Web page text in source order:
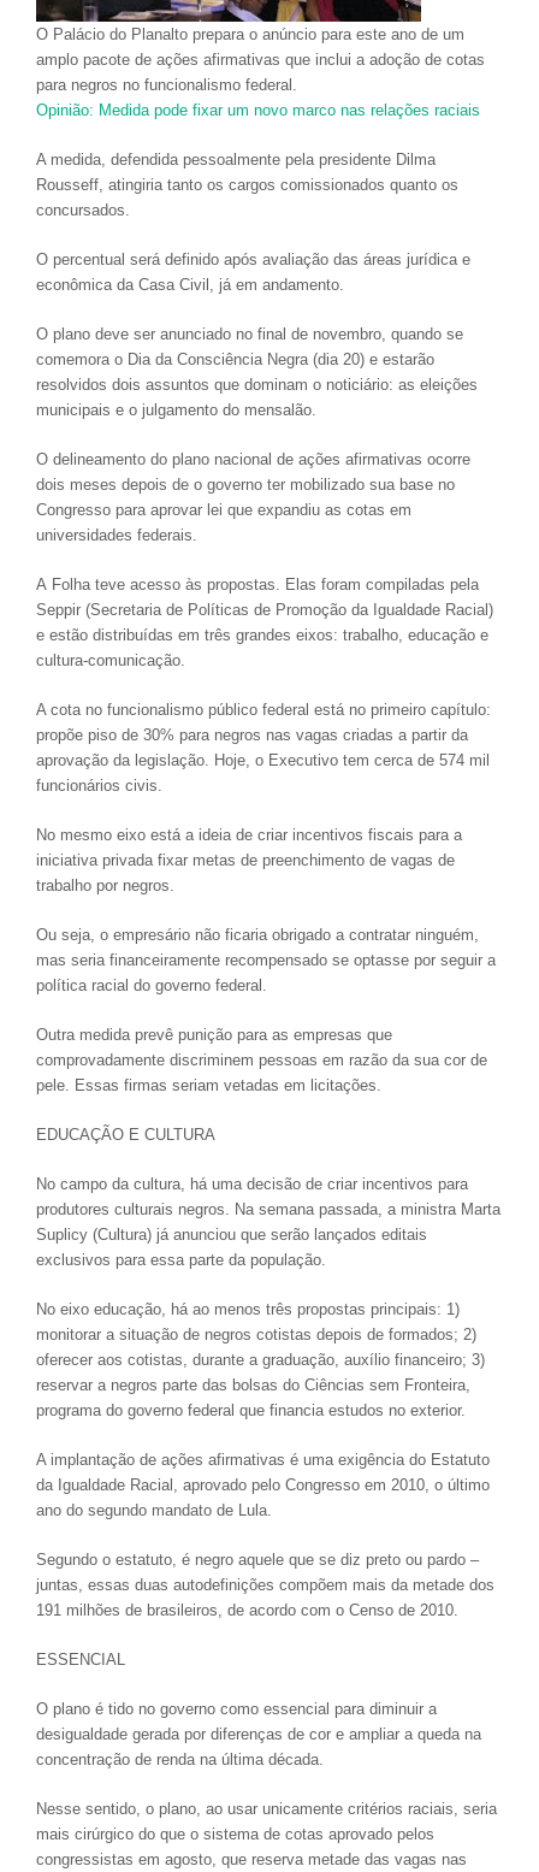
O Palácio do Planalto prepara o anúncio para este ano de um
amplo pacote de ações afirmativas que inclui a adoção de cotas
para negros no funcionalismo federal.
Opinião: Medida pode fixar um novo marco nas relações raciais
A medida, defendida pessoalmente pela presidente Dilma
Rousseff, atingiria tanto os cargos comissionados quanto os
concursados.
O percentual será definido após avaliação das áreas jurídica e
econômica da Casa Civil, já em andamento.
O plano deve ser anunciado no final de novembro, quando se
comemora o Dia da Consciência Negra (dia 20) e estarão
resolvidos dois assuntos que dominam o noticiário: as eleições
municipais e o julgamento do mensalão.
O delineamento do plano nacional de ações afirmativas ocorre
dois meses depois de o governo ter mobilizado sua base no
Congresso para aprovar lei que expandiu as cotas em
universidades federais.
A Folha teve acesso às propostas. Elas foram compiladas pela
Seppir (Secretaria de Políticas de Promoção da Igualdade Racial)
e estão distribuídas em três grandes eixos: trabalho, educação e
cultura-comunicação.
A cota no funcionalismo público federal está no primeiro capítulo:
propõe piso de 30% para negros nas vagas criadas a partir da
aprovação da legislação. Hoje, o Executivo tem cerca de 574 mil
funcionários civis.
No mesmo eixo está a ideia de criar incentivos fiscais para a
iniciativa privada fixar metas de preenchimento de vagas de
trabalho por negros.
Ou seja, o empresário não ficaria obrigado a contratar ninguém,
mas seria financeiramente recompensado se optasse por seguir a
política racial do governo federal.
Outra medida prevê punição para as empresas que
comprovadamente discriminem pessoas em razão da sua cor de
pele. Essas firmas seriam vetadas em licitações.
EDUCAÇÃO E CULTURA
No campo da cultura, há uma decisão de criar incentivos para
produtores culturais negros. Na semana passada, a ministra Marta
Suplicy (Cultura) já anunciou que serão lançados editais
exclusivos para essa parte da população.
No eixo educação, há ao menos três propostas principais: 1)
monitorar a situação de negros cotistas depois de formados; 2)
oferecer aos cotistas, durante a graduação, auxílio financeiro; 3)
reservar a negros parte das bolsas do Ciências sem Fronteira,
programa do governo federal que financia estudos no exterior.
A implantação de ações afirmativas é uma exigência do Estatuto
da Igualdade Racial, aprovado pelo Congresso em 2010, o último
ano do segundo mandato de Lula.
Segundo o estatuto, é negro aquele que se diz preto ou pardo –
juntas, essas duas autodefinições compõem mais da metade dos
191 milhões de brasileiros, de acordo com o Censo de 2010.
ESSENCIAL
O plano é tido no governo como essencial para diminuir a
desigualdade gerada por diferenças de cor e ampliar a queda na
concentração de renda na última década.
Nesse sentido, o plano, ao usar unicamente critérios raciais, seria
mais cirúrgico do que o sistema de cotas aprovado pelos
congressistas em agosto, que reserva metade das vagas nas